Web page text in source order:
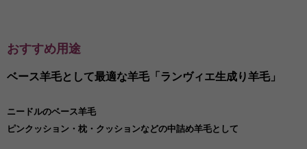
おすすめ用途
ベース羊毛として最適な羊毛「ランヴィエ生成り羊毛」
ニードルのベース羊毛
ピンクッション・枕・クッションなどの中詰め羊毛として